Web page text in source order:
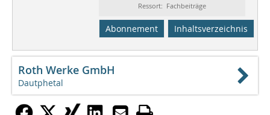
Ressort: Fachbeiträge
Abonnement Inhaltsverzeichnis
Roth Werke GmbH
Dautphetal